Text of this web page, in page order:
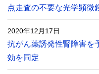
点走査の不要な光学顕微
2020年12月17日
抗がん薬誘発性腎障害を
効を同定